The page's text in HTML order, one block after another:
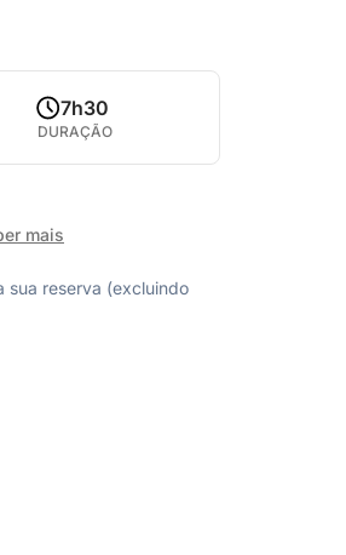
7h30
DURAÇÃO
mais
sua reserva (excluindo